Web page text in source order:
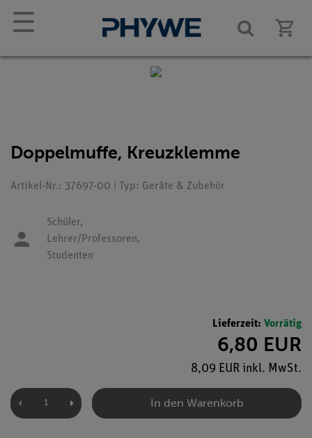
☰
Doppelmuffe, Kreuzklemme
Artikel-Nr.: 37697-00 | Typ: Geräte & Zubehör
Schüler,
Lehrer/Professoren,
Studenten
Lieferzeit: Vorrätig
6,80 EUR
8,09 EUR inkl. MwSt.
In den Warenkorb